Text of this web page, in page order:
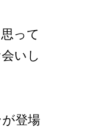
って
いし
登場